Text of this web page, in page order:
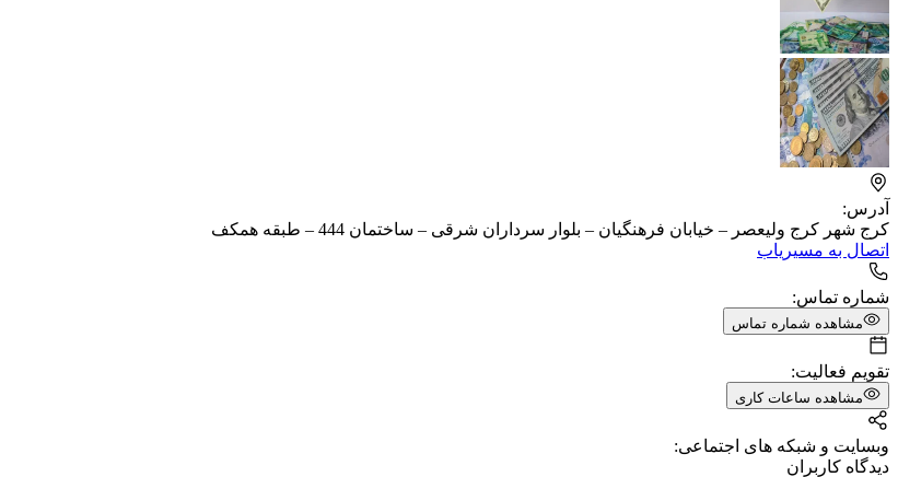
آدرس:
کرج شهر کرج ولیعصر – خیابان فرهنگیان – بلوار سرداران شرقی – ساختمان 444 – طبقه همکف
اتصال به مسیریاب
شماره تماس:
مشاهده شماره تماس
تقویم فعالیت:
مشاهده ساعات کاری
وبسایت و شبکه های اجتماعی:
دیدگاه کاربران